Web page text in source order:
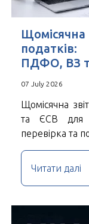
Щомісячна
ПДФО, ВЗ
07 July 2026
Щомісячна
та ЄСВ для
перевірка та
Читати далі